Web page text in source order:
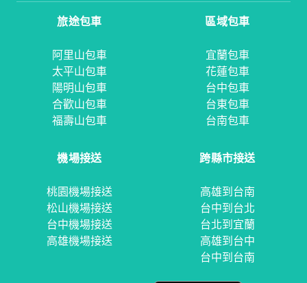
旅途包車
阿里山包車
太平山包車
陽明山包車
合歡山包車
福壽山包車
區域包車
宜蘭包車
花蓮包車
台中包車
台東包車
台南包車
機場接送
桃園機場接送
松山機場接送
台中機場接送
高雄機場接送
跨縣市接送
高雄到台南
台中到台北
台北到宜蘭
高雄到台中
台中到台南